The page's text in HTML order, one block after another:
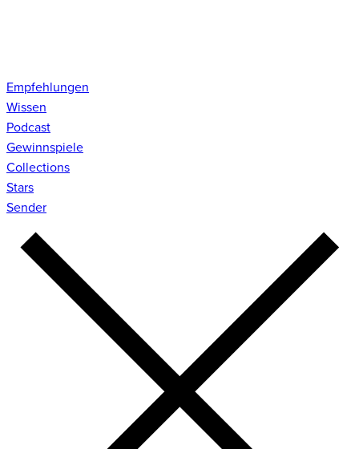
Empfehlungen
Wissen
Podcast
Gewinnspiele
Collections
Stars
Sender